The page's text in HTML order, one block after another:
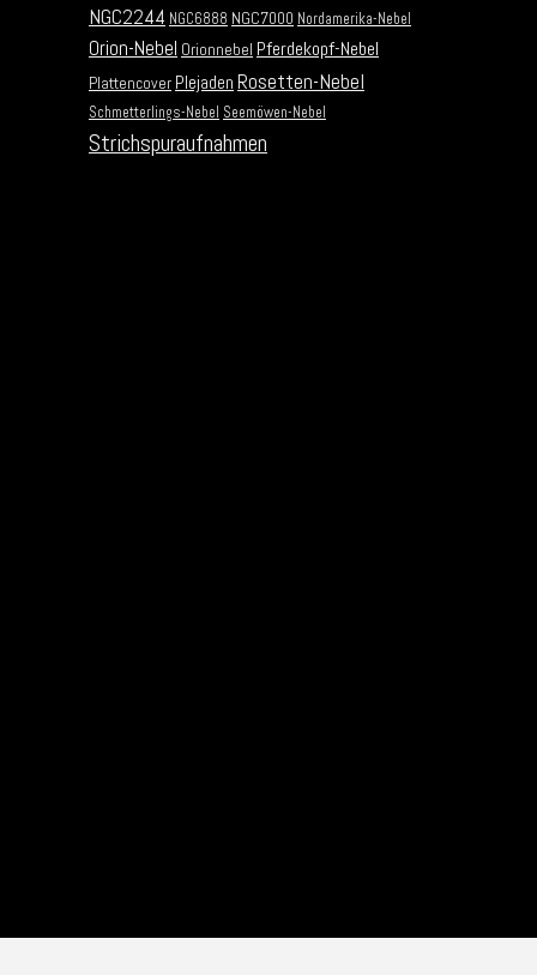
NGC2244 NGC6888 NGC7000 Nordamerika-Nebel
Orion-Nebel Orionnebel Pferdekopf-Nebel
Plattencover Plejaden Rosetten-Nebel
Schmetterlings-Nebel Seemöwen-Nebel
Strichspuraufnahmen